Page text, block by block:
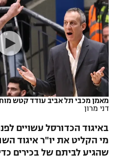
VOD
רץ ברשת
תוצאות
לוח שידורים
נבחרת ישראל
מכבי חיפה
בית"ר ירושלים
מכבי תל אביב
הפועל תל אביב
הפועל חיפה
הפועל באר שבע
ליגה ספרדית
ליגה איטלקית
ליגה צרפתית
ליגה הולנדית
ליגה סינית
כדורסל נשים
מכבי תל אביב
הפועל חולון
הפועל ירושלים
דני אבדיה
יורוליג
יורוקאפ
טניס
כדוריד
כדורעף
שחייה
אגרוף
מאמן מכבי תל אביב עודד קטש
דני מרון
באיגוד הכדורסל עשויים
מי הקליט את יו"ר איגוד
שהגיע לביתם של בכירים